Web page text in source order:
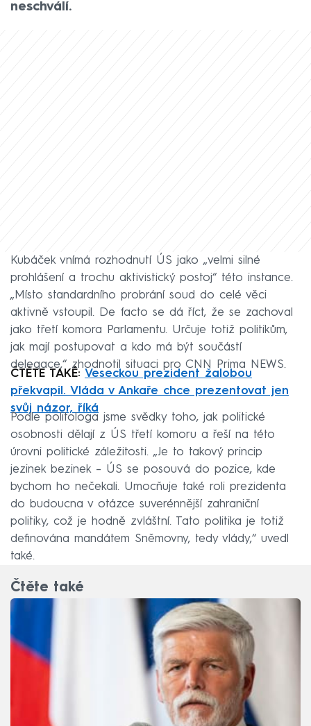
neschválí.
Kubáček vnímá rozhodnutí ÚS jako „velmi silné
prohlášení a trochu aktivistický postoj“ této instance.
„Místo standardního probrání soud do celé věci
aktivně vstoupil. De facto se dá říct, že se zachoval
jako třetí komora Parlamentu. Určuje totiž politikům,
jak mají postupovat a kdo má být součástí
delegace,“ zhodnotil situaci pro CNN Prima NEWS.
ČTĚTE TAKÉ: Veseckou prezident žalobou
překvapil. Vláda v Ankaře chce prezentovat jen
svůj názor, říká
Podle politologa jsme svědky toho, jak politické
osobnosti dělají z ÚS třetí komoru a řeší na této
úrovni politické záležitosti. „Je to takový princip
jezinek bezinek – ÚS se posouvá do pozice, kde
bychom ho nečekali. Umocňuje také roli prezidenta
do budoucna v otázce suverénnější zahraniční
politiky, což je hodně zvláštní. Tato politika je totiž
definována mandátem Sněmovny, tedy vlády,“ uvedl
také.
Čtěte také